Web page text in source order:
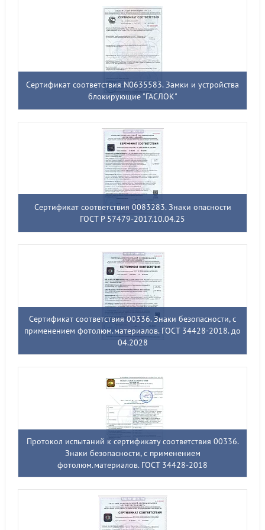
Сертификат соответствия N0635583. Замки и устройства
блокирующие "ГАСЛОК"
Сертификат соответствия 0083283. Знаки опасности
ГОСТ Р 57479-2017.10.04.25
Сертификат соответствия 00336. Знаки безопасности, с
применением фотолюм.материалов. ГОСТ 34428-2018. до
04.2028
Протокол испытаний к сертификату соответствия 00336.
Знаки безопасности, с применением
фотолюм.материалов. ГОСТ 34428-2018